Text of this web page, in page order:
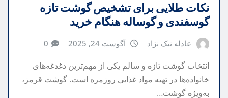
نکات طلایی برای تشخیص گوشت تازه
گوسفندی و گوساله هنگام خرید
عادله نیک نژاد آگوست 24, 2025 0
انتخاب گوشت تازه و سالم یکی از مهم‌ترین دغدغه‌های
خانواده‌ها در تهیه مواد غذایی روزمره است. گوشت قرمز،
به‌ویژه گوشت…